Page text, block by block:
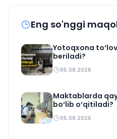
Eng so'nggi
Yotoqxona
beriladi?
05.08.2026
Maktablarda
bo‘lib o‘qitiladi?
05.08.2026